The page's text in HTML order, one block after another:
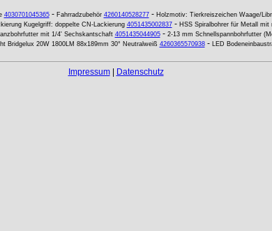
4030701045365- Fahrradzubehör 4260140528277- Holzmotiv: Tierkreiszeichen Waage/
Kugelgriff: doppelte CN-Lackierung 4051435002837- HSS Spiralbohrer für Metall
mit 1/4' Sechskantschaft 4051435044905- 2-13 mm Schnellspannbohrfutter
Bridgelux 20W 1800LM 88x189mm 30° Neutralweiß 4260365570938- LED
Impressum| Datenschutz